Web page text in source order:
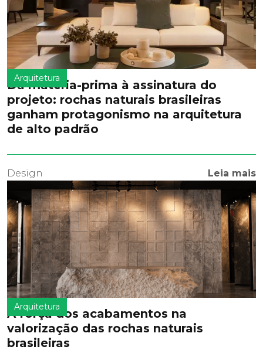
Arquitetura
Da matéria-prima à assinatura do
projeto: rochas naturais brasileiras
ganham protagonismo na arquitetura
de alto padrão
Design Leia mais
Arquitetura
A força dos acabamentos na
valorização das rochas naturais
brasileiras